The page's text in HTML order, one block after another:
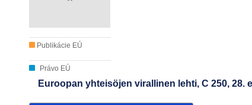
Publikácie EÚ
Právo EÚ
Euroopan yhteisöjen virallinen lehti, C 250, 28.